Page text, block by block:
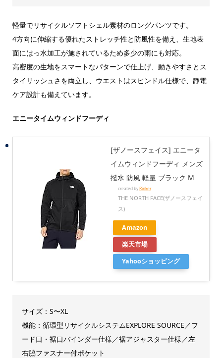
軽量でリサイクルソフトシェル素材のロングパンツです。
4方向に伸縮する優れたストレッチ性と防風性を備え、生地表
面にはっ水加工が施されているため多少の雨にも対応。
高密度の生地をスマートなパターンで仕上げ、動きやすさとス
タイリッシュさを両立し、ウエストはスピンドル仕様で、静電
ケア設計も備えています。
エニータイムウィンドフーディ
[ザノースフェイス] エニータ
イムウィンドフーディ メンズ
撥水 防風 軽量 ブラック M
created byRinker
THE NORTH FACE(ザノースフェイ
ス)
Amazon
楽天市場
Yahooショッピング
サイズ：S〜XL
機能：循環型リサイクルシステムEXPLORE SOURCE／フ
ード口・裾口バインダー仕様／裾アジャスター仕様／左
右脇ファスナー付ポケット